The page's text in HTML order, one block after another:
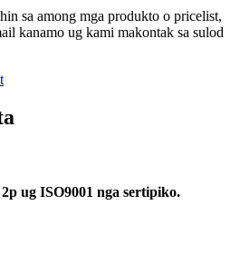
sa among mga produkto o pricelist,
kanamo ug kami makontak sa sulod
ug ISO9001 nga sertipiko.